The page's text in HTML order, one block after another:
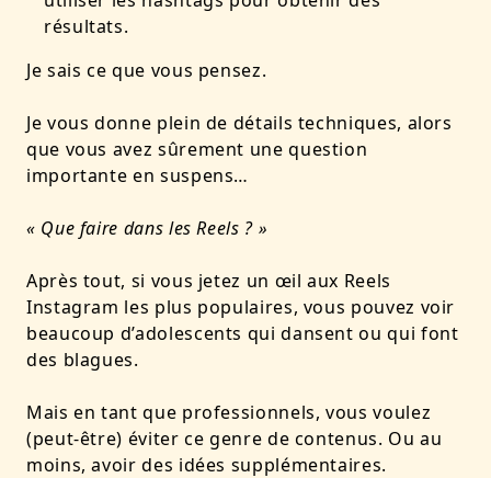
résultats.
Je sais ce que vous pensez.
Je vous donne plein de détails techniques, alors
que vous avez sûrement une question
importante en suspens…
« Que faire dans les Reels ? »
Après tout, si vous jetez un œil aux Reels
Instagram les plus populaires, vous pouvez voir
beaucoup d’adolescents qui dansent ou qui font
des blagues.
Mais en tant que professionnels, vous voulez
(peut-être) éviter ce genre de contenus. Ou au
moins, avoir des idées supplémentaires.